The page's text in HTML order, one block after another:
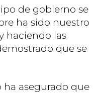
de gobierno se
ha sido nuestro
haciendo las
que se
ha asegurado que